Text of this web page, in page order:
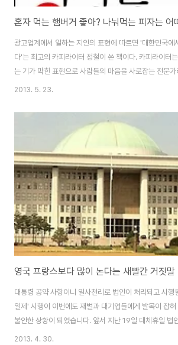
혼자 먹는 햄버거 좋아? 나눠먹는 피자는 어
광고업계에서 일하는 지인의 표현에 따르면 '대한민국에
다'는 최고의 카피라이터 정철이 쓴 책이다. 카피라이터
는 기가 막힌 표현으로 사람들의 마음을 사로잡는 전문
데, 정작 사람들의 마음을 사로잡아왔던 카피라이터는 자
신이 빠져있다는 것이 '허'해서 자신의 생각을 날 것으로
의 이름을 걸고 책을 쓰기 시작했다고 한다. 바로 같은 책
나니 사람들이 도대체 그런 생각을 어떻게 했냐며 궁금해
람들이 궁금해 하는 답을 말해주러 여기저기 불려 다녔
다 보니 책을 내는 것이 더 많..
2013. 5. 23.
영국 프랑스보다 많이 논다는 새빨간 거짓말
대통령 공약 사항이니 일사천리로 법안이 처리되고 시행
일제' 시행이 이번에도 재벌과 대기업들에게 발목이 잡
불안한 상황이 되었습니다. 앞서 지난 19일 대체휴일 법
안)이 국회 안전행정위원회 법안심사소위를 무난하게 통
2013. 4. 30.